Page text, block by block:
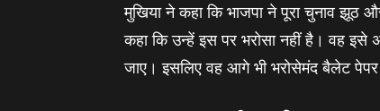
मुखिया ने कहा कि भाजपा ने पूरा चुनाव झूठ
कहा कि उन्‍हें इस पर भरोसा नहीं है। वह इसे
जाए। इसलिए वह आगे भी भरोसेमंद बैलेट